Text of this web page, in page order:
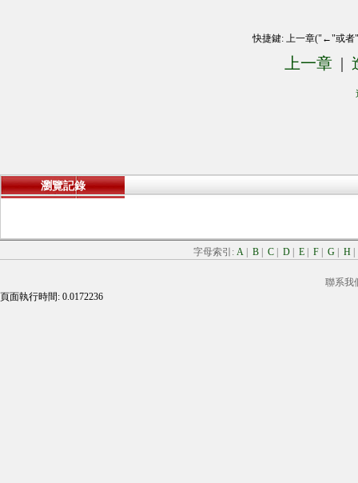
快捷鍵: 上一章("←"或
上一章 |
瀏覽記錄
字母索引: A B C D E F G H
聯系我
頁面執行時間: 0.0172236